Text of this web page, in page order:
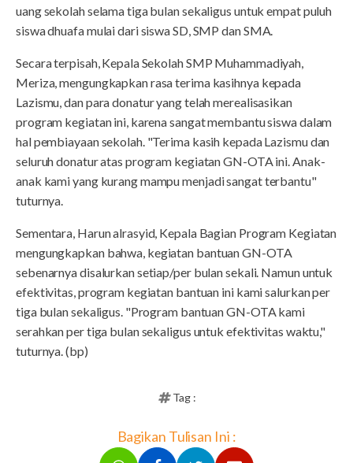
uang sekolah selama tiga bulan sekaligus untuk empat puluh
siswa dhuafa mulai dari siswa SD, SMP dan SMA.
Secara terpisah, Kepala Sekolah SMP Muhammadiyah,
Meriza, mengungkapkan rasa terima kasihnya kepada
Lazismu, dan para donatur yang telah merealisasikan
program kegiatan ini, karena sangat membantu siswa dalam
hal pembiayaan sekolah. "Terima kasih kepada Lazismu dan
seluruh donatur atas program kegiatan GN-OTA ini. Anak-
anak kami yang kurang mampu menjadi sangat terbantu"
tuturnya.
Sementara, Harun alrasyid, Kepala Bagian Program Kegiatan
mengungkapkan bahwa, kegiatan bantuan GN-OTA
sebenarnya disalurkan setiap/per bulan sekali. Namun untuk
efektivitas, program kegiatan bantuan ini kami salurkan per
tiga bulan sekaligus. "Program bantuan GN-OTA kami
serahkan per tiga bulan sekaligus untuk efektivitas waktu,"
tuturnya. (bp)
Tag :
Bagikan Tulisan Ini :